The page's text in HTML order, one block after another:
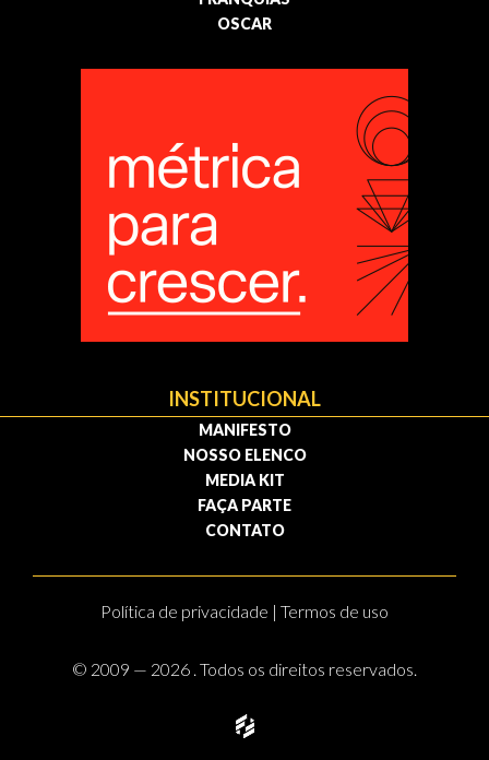
OSCAR
INSTITUCIONAL
MANIFESTO
NOSSO ELENCO
MEDIA KIT
FAÇA PARTE
CONTATO
Política de privacidade | Termos de uso
© 2009 — 2026 . Todos os direitos reservados.